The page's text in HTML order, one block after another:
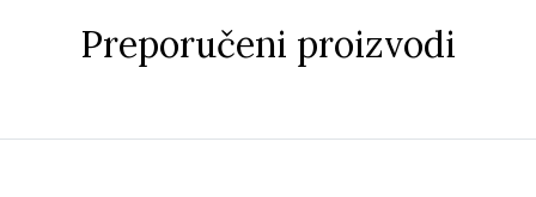
Preporučeni proizvodi